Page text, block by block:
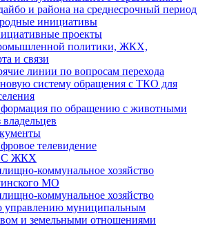
и района на среднесрочный период
инициативы
проекты
политики, ЖКХ,
и связи
линии по вопросам перехода
систему обращения с ТКО для
по обращению с животными
владельцев
телевидение
ЖКХ
коммунальное хозяйство
МО
коммунальное хозяйство
управлению муниципальным
и земельными отношениями